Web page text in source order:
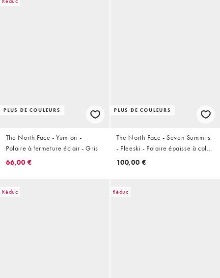
PLUS DE COULEURS
The North Face - Yumiori -
Polaire à fermeture éclair - Gris
66,00 €
PLUS DE COULEURS
The North Face - Seven Summits
- Fleeski - Polaire épaisse à col
zippé - Blanc cassé
100,00 €
Réduc Réduc